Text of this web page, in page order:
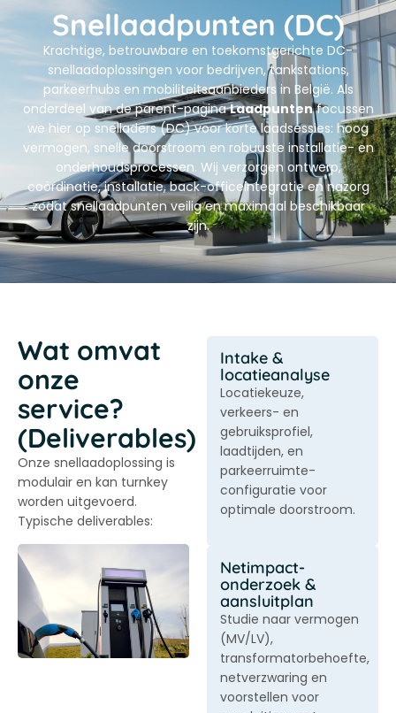
Snellaadpunten (DC)
Krachtige, betrouwbare en toekomstgerichte DC-
snellaadoplossingen voor bedrijven, tankstations,
parkeerhubs en mobiliteitsaanbieders in België. Als
onderdeel van de parent-paginaLaadpuntenfocussen
we hier op snelladers (DC) voor korte laadsessies: hoog
vermogen, snelle doorstroom en robuuste installatie- en
onderhoudsprocessen. Wij verzorgen ontwerp,
coördinatie, installatie, back-officeintegratie en nazorg
zodat snellaadpunten veilig en maximaal beschikbaar
zijn.
Wat omvat
onze
service?
(Deliverables)
Onze snellaadoplossing is
modulair en kan turnkey
worden uitgevoerd.
Typische deliverables:
Intake &
locatieanalyse
Locatiekeuze,
verkeers- en
gebruiksprofiel,
laadtijden, en
parkeerruimte-
configuratie voor
optimale doorstroom.
Netimpact-
onderzoek &
aansluitplan
Studie naar vermogen
(MV/LV),
transformatorbehoefte,
netverzwaring en
voorstellen voor